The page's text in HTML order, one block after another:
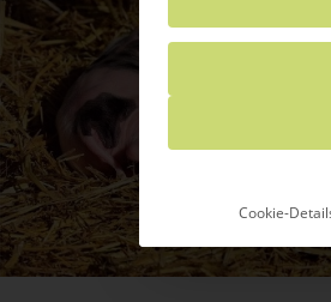
Cookie-